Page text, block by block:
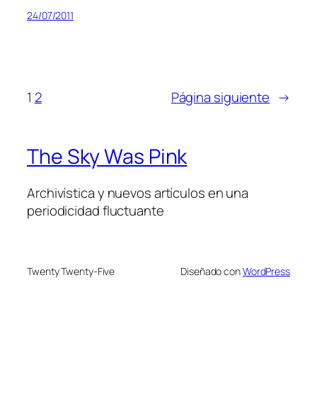
24/07/2011
1 2 Página siguiente →
The Sky Was Pink
Archivística y nuevos artículos en una
periodicidad fluctuante
Twenty Twenty-Five Diseñado conWordPress